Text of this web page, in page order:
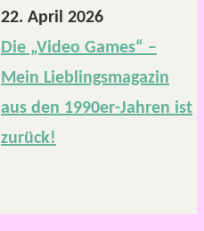
22. April 2026
Die „Video Games“ –
Mein Lieblingsmagazin
aus den 1990er-Jahren ist
zurück!